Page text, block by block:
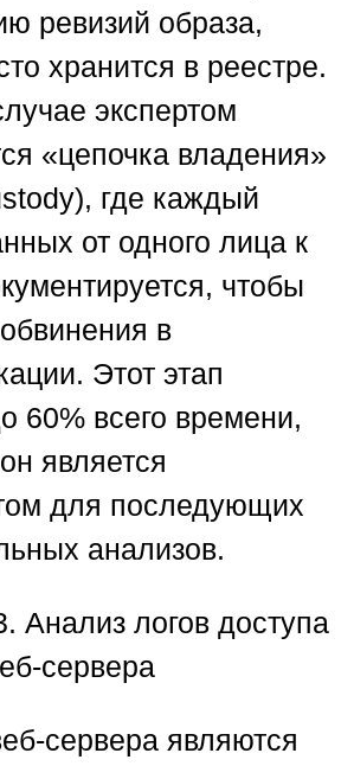
ревизий образа,
хранится в реестре.
экспертом
«цепочка владения»
где каждый
от одного лица к
чтобы
в
Этот этап
60% всего времени,
является
для последующих
анализов.
Анализ логов доступа
сервера
сервера являются